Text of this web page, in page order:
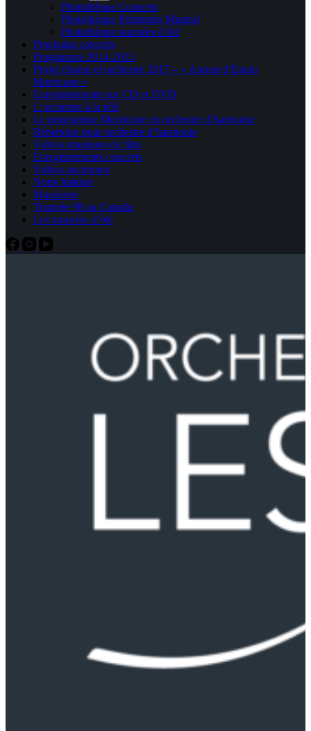
Photothèque Concerts
Photothèque Printemps Musical
Photothèque tournées d’été
Prochains concerts
Programme 2014-2015
Projet choeur et orchestre 2017 – « Autour d’Ennio
Morricone »
Enregistrements sur CD et DVD
L’orchestre à la télé
Le programme Morricone en orchestre d’harmonie
Répertoire pour orchestre d’harmonie
Videos musiques de film
Enregistrements concerts
Vidéos anciennes
Notre histoire
Musiciens
Tournée 98 au Canada
Les tournées d’été